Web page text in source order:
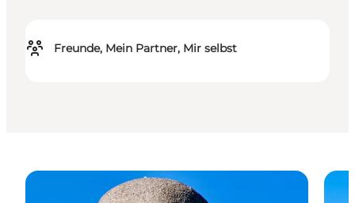
Freunde, Mein Partner, Mir selbst